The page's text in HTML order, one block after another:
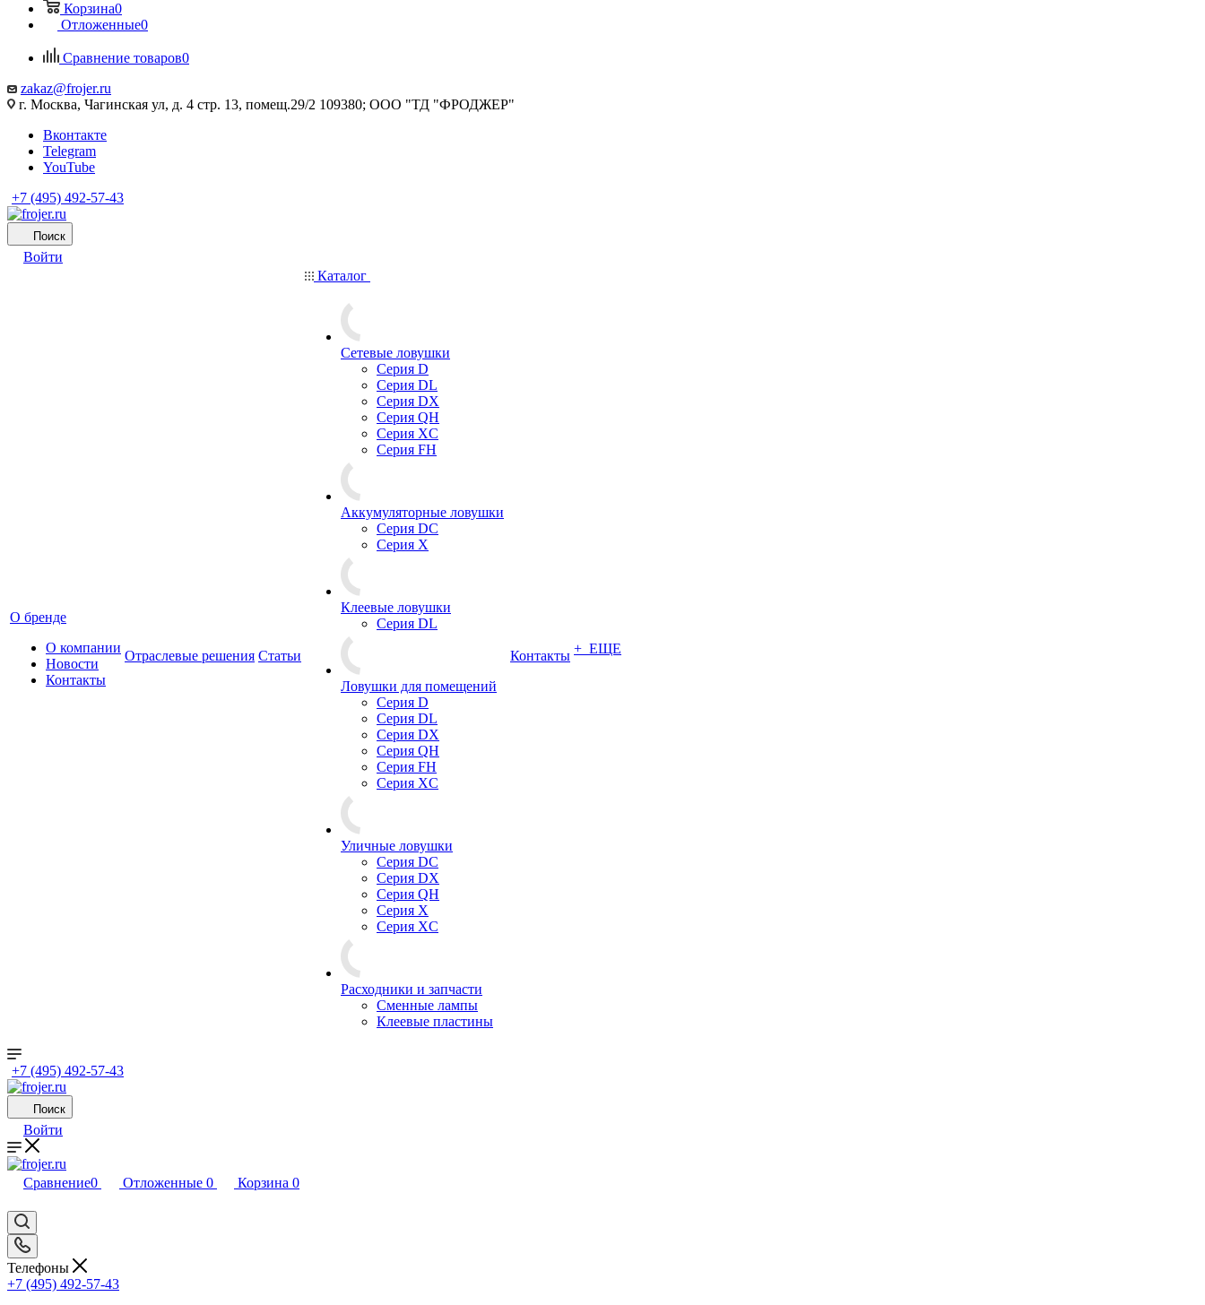
Корзина0
Отложенные0
Сравнение товаров0
zakaz@frojer.ru
г. Москва, Чагинская ул, д. 4 стр. 13, помещ.29/2 109380; ООО "ТД "ФРОДЖЕР"
Вконтакте
Telegram
YouTube
+7 (495) 492-57-43
Поиск
Войти
О бренде
О компании
Новости
Контакты
Отраслевые решения Статьи
Каталог
Сетевые ловушки
Серия D
Серия DL
Серия DX
Серия QH
Серия XC
Серия FH
Аккумуляторные ловушки
Серия DC
Серия X
Клеевые ловушки
Серия DL
Ловушки для помещений
Серия D
Серия DL
Серия DX
Серия QH
Серия FH
Серия XC
Уличные ловушки
Серия DC
Серия DX
Серия QH
Серия X
Серия XC
Расходники и запчасти
Сменные лампы
Клеевые пластины
Контакты + ЕЩЕ
+7 (495) 492-57-43
Поиск
Войти
Сравнение0 Отложенные 0 Корзина 0
Телефоны
+7 (495) 492-57-43